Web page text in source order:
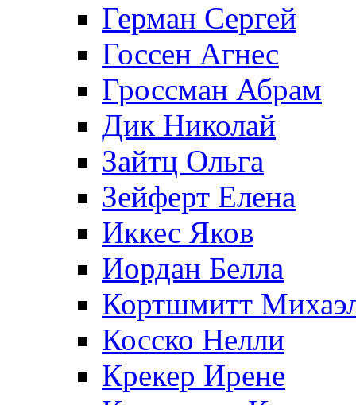
Герман Сергей
Госсен Агнес
Гроссман Абрам
Дик Николай
Зайтц Ольга
Зейферт Елена
Иккес Яков
Иордан Белла
Кортшмитт
Косско Нелли
Крекер Ирене